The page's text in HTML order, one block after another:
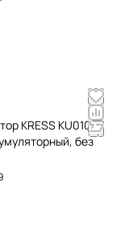
KRESS KU010.9
без